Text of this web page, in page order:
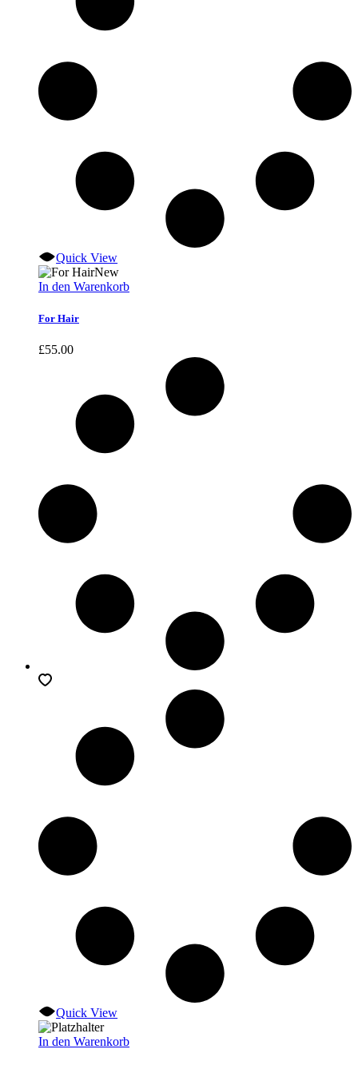
Quick View
New
In den Warenkorb
For Hair
£55.00
Quick View
In den Warenkorb